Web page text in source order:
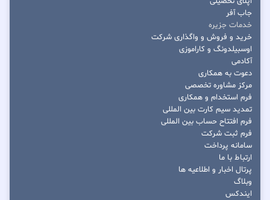
جاب آفر
خدمات جزیره
خرید و فروش و واگذاری شرکت
اوسبیلدونگ و کاراموزی
آکادمی
دعوت به همکاری
مرکز مشاوره تخصصی
فرم استخدام و همکاری
تمدید سیم کارت بین المللی
فرم افتتاح حساب بین المللی
فرم ثبت شرکت
سامانه پرداخت
ارتباط با ما
پرتال اخبار و اطلاعیه ها
وبلاگ
ایندکس